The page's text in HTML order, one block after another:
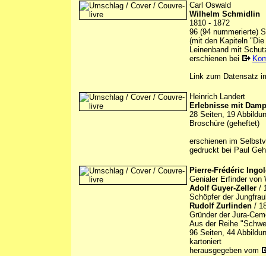
Carl Oswald
Wilhelm Schmidlin
1810 - 1872
96 (94 nummerierte)
(mit den Kapiteln
Leinenband mit
erschienen bei
Link zum Datensatz
Heinrich Landert
Erlebnisse mit
28 Seiten, 19
Broschüre (geheftet)
erschienen im
gedruckt bei Paul
Pierre-Frédéric
Genialer Erfinder von
Adolf Guyer-Zeller /
Schöpfer der
Rudolf Zurlinden /
Gründer der Jura-
Aus der Reihe
96 Seiten, 44
kartoniert
herausgegeben vom